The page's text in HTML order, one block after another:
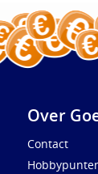
Over
Contact